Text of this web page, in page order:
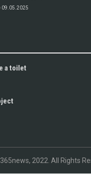
09.05.2025
a toilet
2022. All Rights